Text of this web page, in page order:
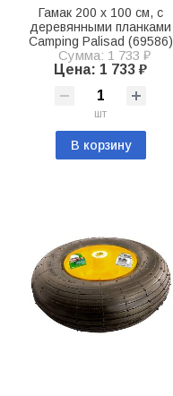
Гамак 200 х 100 см, с
деревянными планками
Camping Palisad (69586)
Сумма: 1 733 ₽
Цена: 1 733 ₽
шт
В корзину